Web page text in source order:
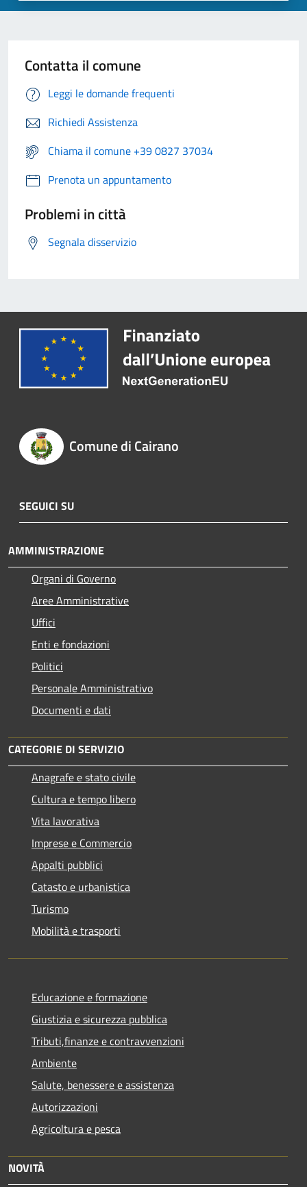
Contatta il comune
Leggi le domande frequenti
Richiedi Assistenza
Chiama il comune +39 0827 37034
Prenota un appuntamento
Problemi in città
Segnala disservizio
Comune di Cairano
SEGUICI SU
AMMINISTRAZIONE
Organi di Governo
Aree Amministrative
Uffici
Enti e fondazioni
Politici
Personale Amministrativo
Documenti e dati
CATEGORIE DI SERVIZIO
Anagrafe e stato civile
Cultura e tempo libero
Vita lavorativa
Imprese e Commercio
Appalti pubblici
Catasto e urbanistica
Turismo
Mobilità e trasporti
Educazione e formazione
Giustizia e sicurezza pubblica
Tributi,finanze e contravvenzioni
Ambiente
Salute, benessere e assistenza
Autorizzazioni
Agricoltura e pesca
NOVITÀ